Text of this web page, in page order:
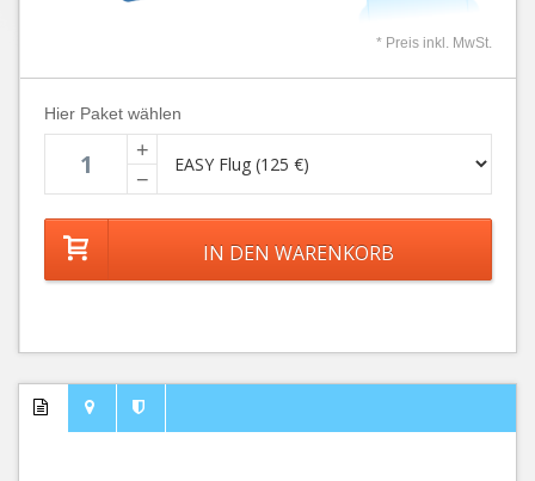
* Preis inkl. MwSt.
Hier Paket wählen
+
−